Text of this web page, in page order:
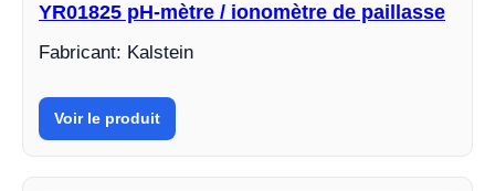
YR01825 pH-mètre / ionomètre de paillasse
Fabricant: Kalstein
Voir le produit